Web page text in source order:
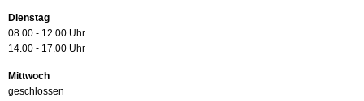
Dienstag
08.00 - 12.00 Uhr
14.00 - 17.00 Uhr
Mittwoch
geschlossen